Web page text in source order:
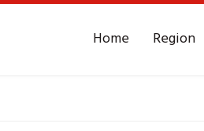
Home Region